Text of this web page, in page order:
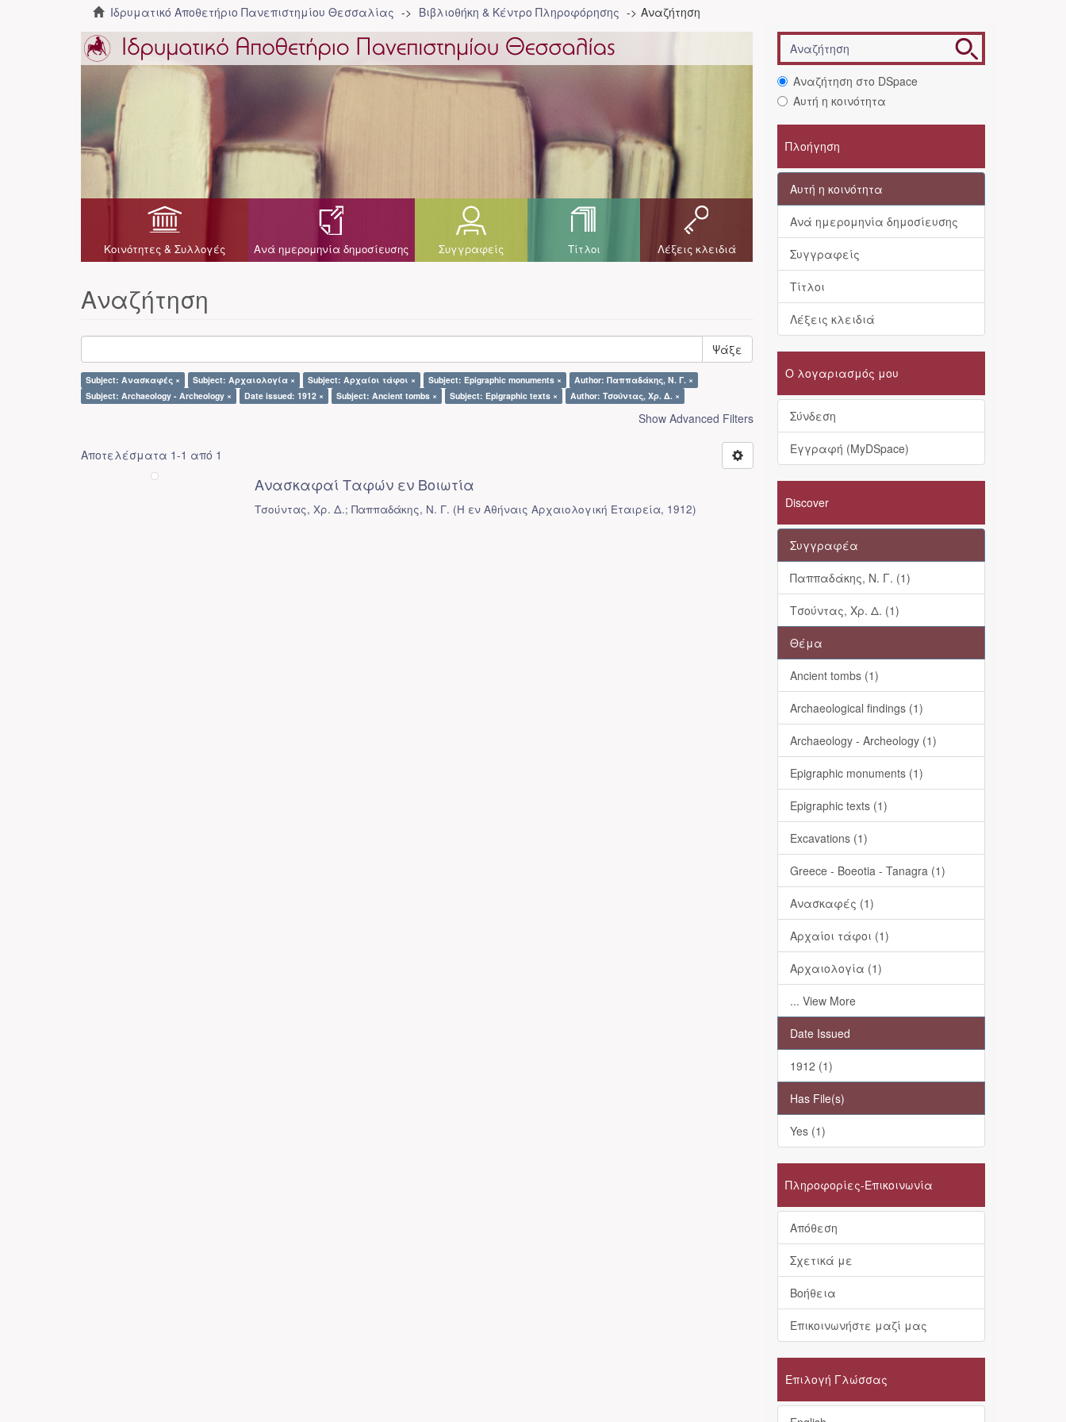
Ιδρυματικό Αποθετήριο Πανεπιστημίου Θεσσαλίας Βιβλιοθήκη & Κέντρο Πληροφόρησης Αναζήτηση
Κοινότητες & Συλλογές Ανά ημερομηνία δημοσίευσης Συγγραφείς Τίτλοι Λέξεις κλειδιά
Αναζήτηση
Ψάξε
Subject: Ανασκαφές × Subject: Αρχαιολογία × Subject: Αρχαίοι τάφοι × Subject: Epigraphic monuments ×
Author: Παππαδάκης, Ν. Γ. ×
Subject: Archaeology - Archeology ×
Date issued: 1912 × Subject: Ancient tombs × Subject: Epigraphic texts × Author: Τσούντας, Χρ. Δ. ×
Show Advanced Filters
Αποτελέσματα 1-1 από 1
Ανασκαφαί Ταφών εν Βοιωτία
Τσούντας, Χρ. Δ.; Παππαδάκης, Ν. Γ. (Η εν Αθήναις Αρχαιολογική Εταιρεία, 1912)
Αναζήτηση στο DSpace
Αυτή η κοινότητα
Πλοήγηση
Αυτή η κοινότητα
Ανά ημερομηνία δημοσίευσης
Συγγραφείς
Τίτλοι
Λέξεις κλειδιά
Ο λογαριασμός μου
Σύνδεση
Εγγραφή (MyDSpace)
Discover
Συγγραφέα
Παππαδάκης, Ν. Γ. (1)
Τσούντας, Χρ. Δ. (1)
Θέμα
Ancient tombs (1)
Archaeological findings (1)
Archaeology - Archeology (1)
Epigraphic monuments (1)
Epigraphic texts (1)
Excavations (1)
Greece - Boeotia - Tanagra (1)
Ανασκαφές (1)
Αρχαίοι τάφοι (1)
Αρχαιολογία (1)
... View More
Date Issued
1912 (1)
Has File(s)
Yes (1)
Πληροφορίες-Επικοινωνία
Απόθεση
Σχετικά με
Βοήθεια
Επικοινωνήστε μαζί μας
Επιλογή Γλώσσας